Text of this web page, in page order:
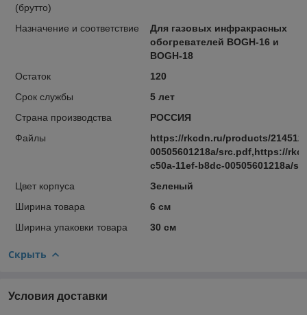
(брутто)
Назначение и соответствие
Для газовых инфракрасных
обогревателей BOGH-16 и
BOGH-18
Остаток
120
Срок службы
5 лет
Страна производства
РОССИЯ
Файлы
https://rkcdn.ru/products/
00505601218a/src.pdf,https://
c50a-11ef-b8dc-00505601218a/
Цвет корпуса
Зеленый
Ширина товара
6 см
Ширина упаковки товара
30 см
Скрыть
Условия доставки